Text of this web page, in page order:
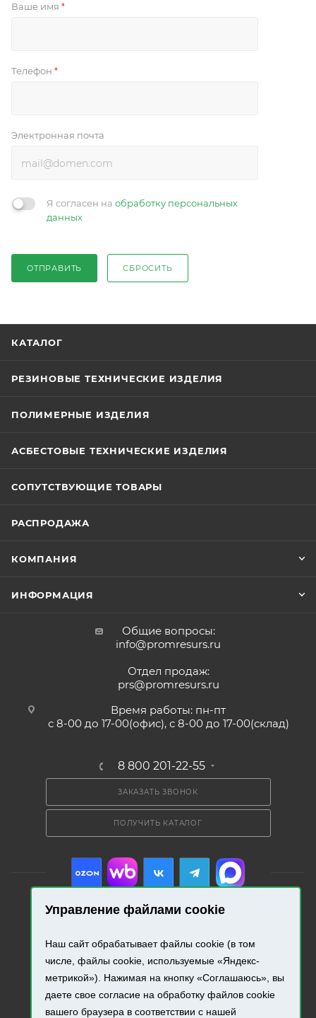
Управление файлами cookie
Наш сайт обрабатывает файлы cookie (в том
числе, файлы cookie, используемые «Яндекс-
метрикой»). Нажимая на кнопку «Соглашаюсь», вы
даете свое согласие на обработку файлов cookie
вашего браузера в соответствии с нашей
Ваше имя *
Телефон *
Электронная почта
Я согласен на обработку персональных
данных
ОТПРАВИТЬ СБРОСИТЬ
КАТАЛОГ
РЕЗИНОВЫЕ ТЕХНИЧЕСКИЕ ИЗДЕЛИЯ
ПОЛИМЕРНЫЕ ИЗДЕЛИЯ
АСБЕСТОВЫЕ ТЕХНИЧЕСКИЕ ИЗДЕЛИЯ
СОПУТСТВУЮЩИЕ ТОВАРЫ
РАСПРОДАЖА
КОМПАНИЯ
ИНФОРМАЦИЯ
Общие вопросы:
info@promresurs.ru
Отдел продаж:
prs@promresurs.ru
Время работы: пн-пт
с 8-00 до 17-00(офис), с 8-00 до 17-00(склад)
8 800 201-22-55
ЗАКАЗАТЬ ЗВОНОК
ПОЛУЧИТЬ КАТАЛОГ
Разработка и продвижение сайта.